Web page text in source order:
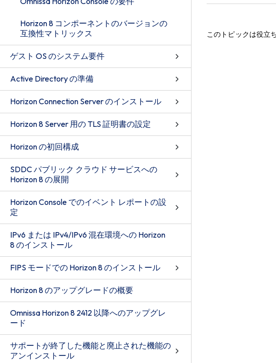
Horizon 8 コンポーネントのバージョンの
互換性マトリックス
ゲスト OS のシステム要件
Active Directory の準備
Horizon Connection Server のインストール
Horizon 8 Server 用の TLS 証明書の設定
Horizon の初回構成
SDDC パブリック クラウド サービスへの
Horizon 8 の展開
Horizon Console でのイベント レポートの設
定
IPv6 または IPv4/IPv6 混在環境への Horizon
8 のインストール
FIPS モードでの Horizon 8 のインストール
Horizon 8 のアップグレードの概要
Omnissa Horizon 8 2412 以降へのアップグレ
ード
サポートが終了した機能と廃止された機能の
アンインストール
このトピックは役立